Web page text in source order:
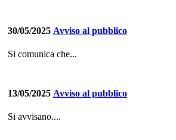
30/05/2025 Avviso al pubblico
Si comunica che...
13/05/2025 Avviso al pubblico
Si avvisano....